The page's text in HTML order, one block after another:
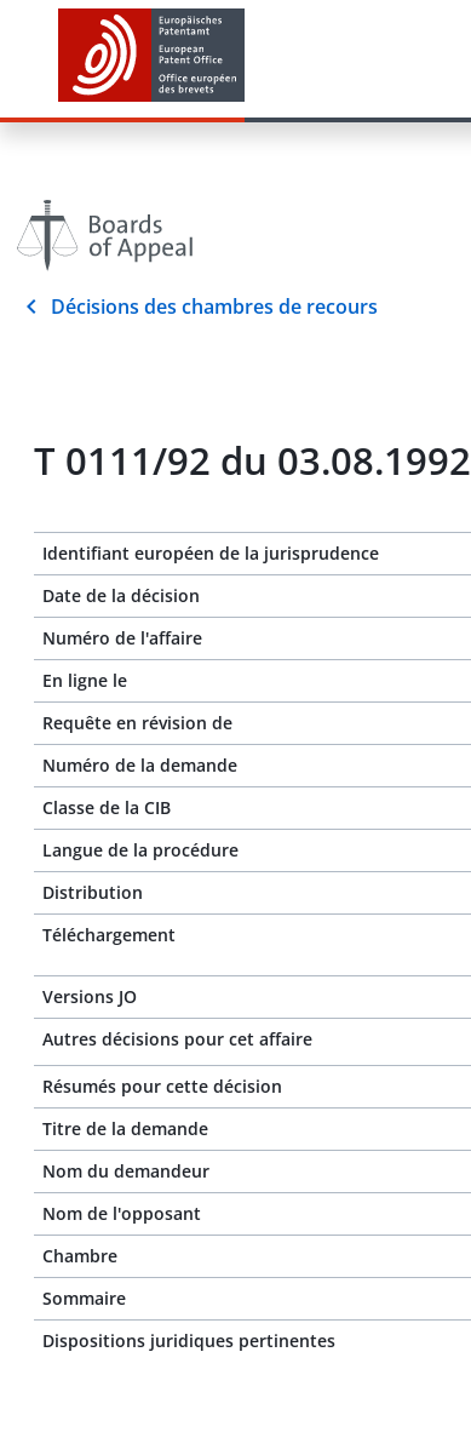
Décisions des chambres de recours
T 0111/92 du 03.08.1992
Identifiant européen de la jurisprudence
Date de la décision
Numéro de l'affaire
En ligne le
Requête en révision de
Numéro de la demande
Classe de la CIB
Langue de la procédure
Distribution
Téléchargement
Versions JO
Autres décisions pour cet affaire
Résumés pour cette décision
Titre de la demande
Nom du demandeur
Nom de l'opposant
Chambre
Sommaire
Dispositions juridiques pertinentes